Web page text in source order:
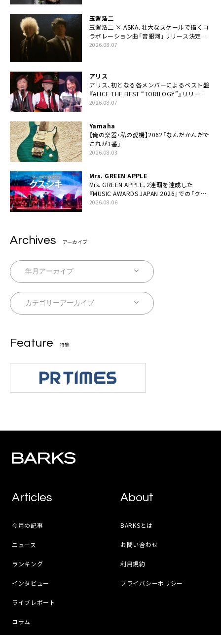
玉置浩二
玉置浩二 × ASKA、壮大なスケールで描くコ
ラボレーション曲「音銀河」リリース決定。
カップリングには新曲「命の宿り」収録も
2026.08.07
アリス
アリス、初となる各メンバーによるベスト盤
『ALICE THE BEST “TORILOGY”』リリース
決定
2026.08.07
Yamaha
【俺の楽器・私の愛機】2062「なんだかんだで
これが1番」
2026.08.03
Mrs. GREEN APPLE
Mrs. GREEN APPLE、2連覇を達成した
『MUSIC AWARDS JAPAN 2026』での「クス
シキ」ライブパフォーマンスをYouTube公開
2026.08.06
Archives アーカイブ
Feature 特集
Articles
今月の記事
ニュース
ランキング
インタビュー
ライブレポート
コラム
About
BARKSとは
お問い合わせ
利用規約
プライバシーポリシー